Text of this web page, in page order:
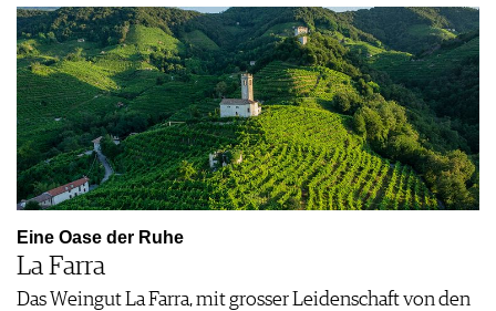
Eine Oase der Ruhe
La Farra
Das Weingut La Farra, mit grosser Leidenschaft von den